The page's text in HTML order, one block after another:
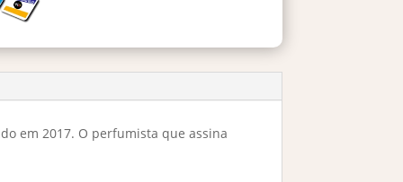
em 2017. O perfumista que assina